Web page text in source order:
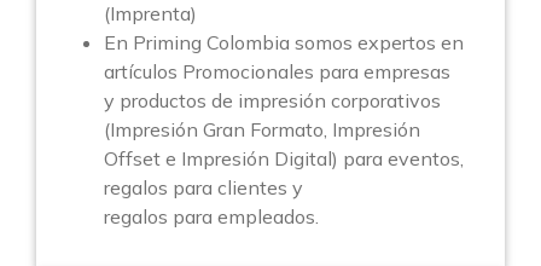
(Imprenta)
En Priming Colombia somos expertos en
artículos Promocionales para empresas
y productos de impresión corporativos
(Impresión Gran Formato, Impresión
Offset e Impresión Digital) para eventos,
regalos para clientes y
regalos para empleados.